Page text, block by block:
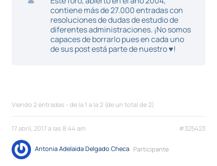
contiene más de 27.000 entradas con
resoluciones de dudas de estudio de
diferentes administraciones. ¡No somos
capaces de borrarlo pues en cada uno
de sus post está parte de nuestro ♥!
Viendo 2 entradas - de la 1 a la 2 (de un total de 2)
17 abril, 2017 a las 8:44 am #325423
Antonia Adelaida Delgado Checa Participante